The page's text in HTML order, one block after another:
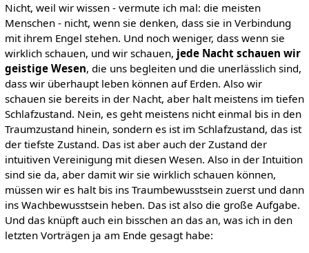
Nicht, weil wir wissen - vermute ich mal: die meisten
Menschen - nicht, wenn sie denken, dass sie in Verbindung
mit ihrem Engel stehen. Und noch weniger, dass wenn sie
wirklich schauen, und wir schauen, jede Nacht schauen wir
geistige Wesen, die uns begleiten und die unerlässlich sind,
dass wir überhaupt leben können auf Erden. Also wir
schauen sie bereits in der Nacht, aber halt meistens im tiefen
Schlafzustand. Nein, es geht meistens nicht einmal bis in den
Traumzustand hinein, sondern es ist im Schlafzustand, das ist
der tiefste Zustand. Das ist aber auch der Zustand der
intuitiven Vereinigung mit diesen Wesen. Also in der Intuition
sind sie da, aber damit wir sie wirklich schauen können,
müssen wir es halt bis ins Traumbewusstsein zuerst und dann
ins Wachbewusstsein heben. Das ist also die große Aufgabe.
Und das knüpft auch ein bisschen an das an, was ich in den
letzten Vorträgen ja am Ende gesagt habe: